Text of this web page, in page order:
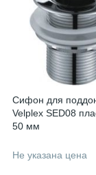
Сифон для
Velplex SED08
50 мм
Не указана цена